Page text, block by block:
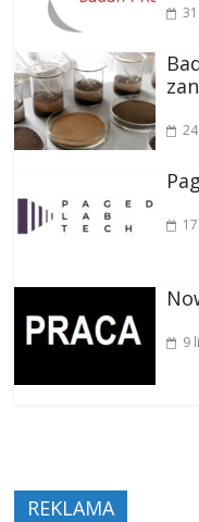
9
REKLAMA